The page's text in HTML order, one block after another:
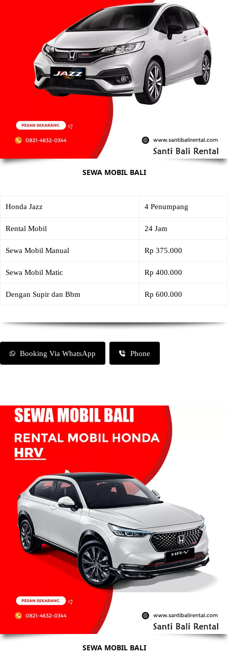
SEWA MOBIL BALI
Honda Jazz 4 Penumpang
Rental Mobil 24 Jam
Sewa Mobil Manual Rp 375.000
Sewa Mobil Matic Rp 400.000
Dengan Supir dan Bbm Rp 600.000
Booking Via WhatsApp Phone
SEWA MOBIL BALI